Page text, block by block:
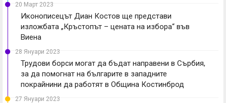
20 Март 2023
Иконописецът Диан Костов ще представи
изложбата „Кръстопът – цената на избора“ във
Виена
28 Януари 2023
Трудови борси могат да бъдат направени в Сърбия,
за да помогнат на българите в западните
покрайнини да работят в Община Костинброд
27 Януари 2023